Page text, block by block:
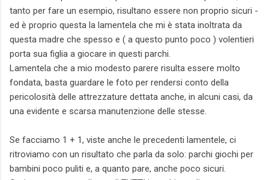
tanto per fare un esempio, risultano essere non proprio sicuri -
ed è proprio questa la lamentela che mi è stata inoltrata da
questa madre che spesso e ( a questo punto poco ) volentieri
porta sua figlia a giocare in questi parchi.
Lamentela che a mio modesto parere risulta essere molto
fondata, basta guardare le foto per rendersi conto della
pericolosità delle attrezzature dettata anche, in alcuni casi, da
una evidente e scarsa manutenzione delle stesse.
Se facciamo 1 + 1, viste anche le precedenti lamentele, ci
ritroviamo con un risultato che parla da solo: parchi giochi per
bambini poco puliti e, a quanto pare, anche poco sicuri.